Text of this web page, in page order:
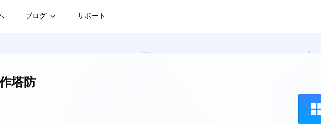
ブログ サポート
塔防